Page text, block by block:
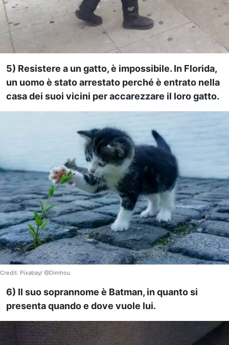
5) Resistere a un gatto, è impossibile. In Florida,
un uomo è stato arrestato perché è entrato nella
casa dei suoi vicini per accarezzare il loro gatto.
Credit: Pixabay/ @Dimhou
6) Il suo soprannome è Batman, in quanto si
presenta quando e dove vuole lui.